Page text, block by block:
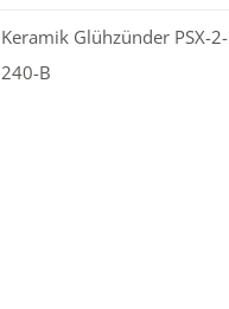
Keramik Glühzünder PSX-2-
240-B